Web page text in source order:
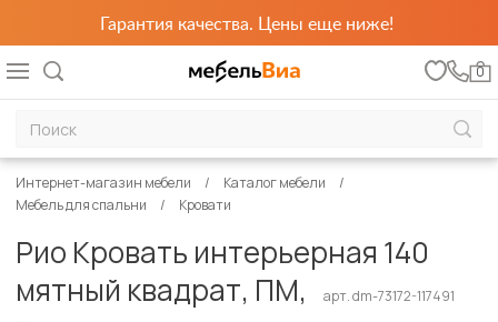
Гарантия качества. Цены еще ниже!
0
Интернет-магазин мебели
Каталог мебели
Мебель для спальни
Кровати
Рио Кровать интерьерная 140
мятный квадрат, ПМ,
арт. dm-73172-117491